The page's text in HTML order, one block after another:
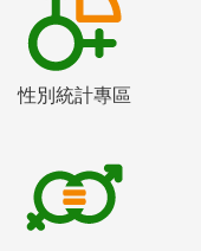
性別統計專區